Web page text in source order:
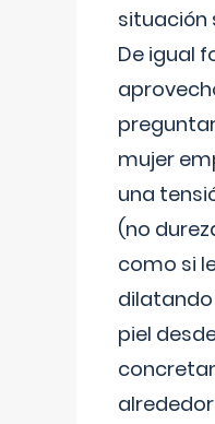
situación
De igual
mujer
una
(no
como si
piel